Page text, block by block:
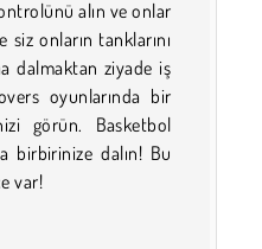
alın ve onlar
onların tanklarını
dalmaktan ziyade iş
oyunlarında bir
görün. Basketbol
birbirinize dalın! Bu
var!